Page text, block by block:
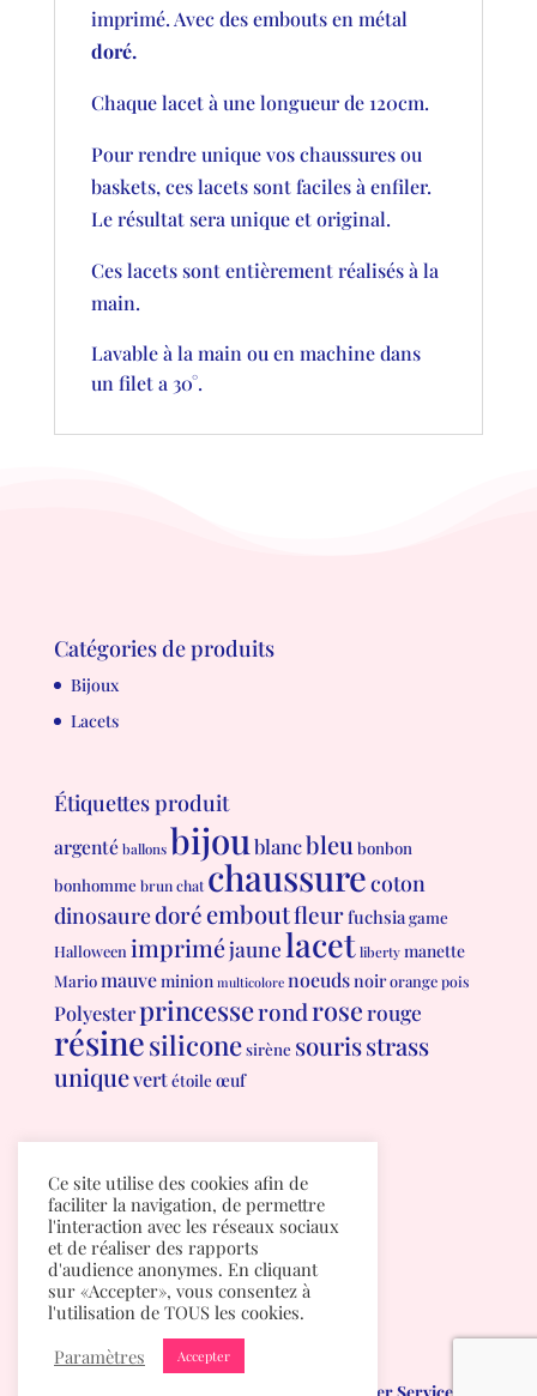
imprimé. Avec des embouts en métal
doré.
Chaque lacet à une longueur de 120cm.
Pour rendre unique vos chaussures ou
baskets, ces lacets sont faciles à enfiler.
Le résultat sera unique et original.
Ces lacets sont entièrement réalisés à la
main.
Lavable à la main ou en machine dans
un filet a 30°.
Catégories de produits
Bijoux
Lacets
Étiquettes produit
argenté ballons bijou blancbleu bonbon
bonhomme brun chat chaussurecoton
dinosauredoré emboutfleurfuchsiagame
Halloween impriméjaunelacet liberty manette
Mariomauveminion multicolore noeudsnoirorange pois
Polyesterprincesserondroserouge
résinesiliconesirène sourisstrass
uniquevertétoile œuf
Politique de confidentialité
Ce site utilise des cookies afin de
faciliter la navigation, de permettre
l'interaction avec les réseaux sociaux
et de réaliser des rapports
d'audience anonymes. En cliquant
sur «Accepter», vous consentez à
l'utilisation de TOUS les cookies.
Paramètres
Accepter